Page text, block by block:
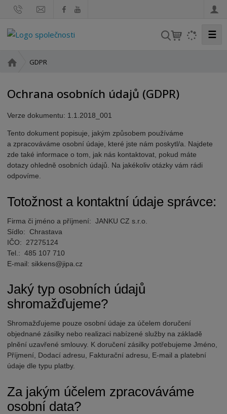
V
d
☰
d
í
r
n
GDPR
Ochrana osobních údajů (GDPR)
Verze dokumentu: 1.1.2018_001
Tento dokument popisuje, jakým způsobem používáme
a zpracováváme osobní údaje, které jste nám poskytl/a. Najdete
zde také informace o tom, jak nás kontaktovat, pokud máte
dotazy ohledně osobních údajů. Na jakékoliv otázky vám rádi
odpovíme.
Totožnost a kontaktní údaje správce:
Firma či jméno a příjmení: JANKU CZ s.r.o.
Sídlo: Chrastava
IČO: 27275124
Tel.: 485 107 710
E-mail: sikkens@jipa.cz
Jaký typ osobních údajů
shromažďujeme?
Shromažďujeme pouze osobní údaje za účelem doručení
objednané zásilky nebo realizaci nabízené služby na základě
plnění uzavřené smlouvy. K doručení zásilky potřebujeme Jméno,
Příjmení, Dodací adresu, Fakturační adresu, E-mail a platební
údaje dle typu platby.
Za jakým účelem zpracováváme
osobní data?